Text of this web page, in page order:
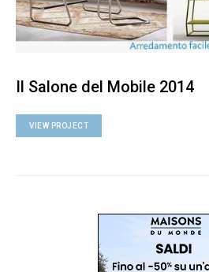
Il Salone del Mobile 2014
VIEW PROJECT